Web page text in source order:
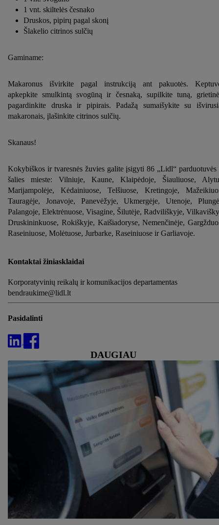
1 vnt. skiltelės česnako
Druskos, pipirų pagal skonį
Šlakelio citrinos sulčių
Gaminame:
Makaronus išvirkite pagal instrukciją ant pakuotės.
apkepkite smulkintą svogūną ir česnaką, supilkite tuną,
pagardinkite druska ir pipirais. Padažą sumaišykite su
makaronais, įlašinkite citrinos sulčių.
Skanaus!
Kokybiškos ir tvaresnės žuvies galite įsigyti 86 „Lidl“ parduotuvės
šalies mieste: Vilniuje, Kaune, Klaipėdoje, Šiauliuose,
Marijampolėje, Kėdainiuose, Telšiuose, Kretingoje,
Tauragėje, Jonavoje, Panevėžyje, Ukmergėje, Utenoje,
Palangoje, Elektrėnuose, Visagine, Šilutėje, Radviliškyje,
Druskininkuose, Rokiškyje, Kaišiadoryse, Nemenčinėje,
Raseiniuose, Molėtuose, Jurbarke, Raseiniuose ir Garliavoje.
Kontaktai žiniasklaidai
Korporatyvinių reikalų ir komunikacijos departamentas
bendraukime@lidl.lt
Pasidalinti
DAUGIAU